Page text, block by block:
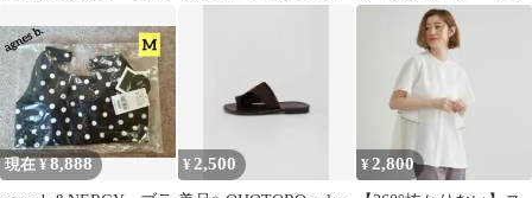
クサキガラ
ピース 長袖 ブラッ
ク 高評価
現在 ¥8,888 ¥ 2,500 ¥2,800